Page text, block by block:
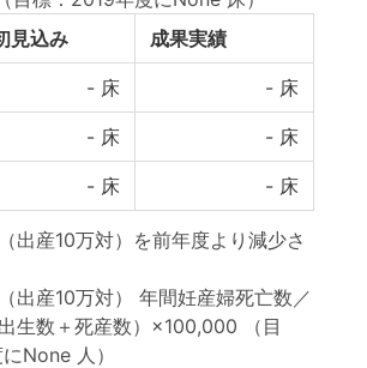
見込み 成果実績
- 床 - 床
- 床 - 床
- 床 - 床
出産10万対）を前年度より減少さ
出産10万対） 年間妊産婦死亡数／
生数＋死産数）×100,000
（目
None 人）